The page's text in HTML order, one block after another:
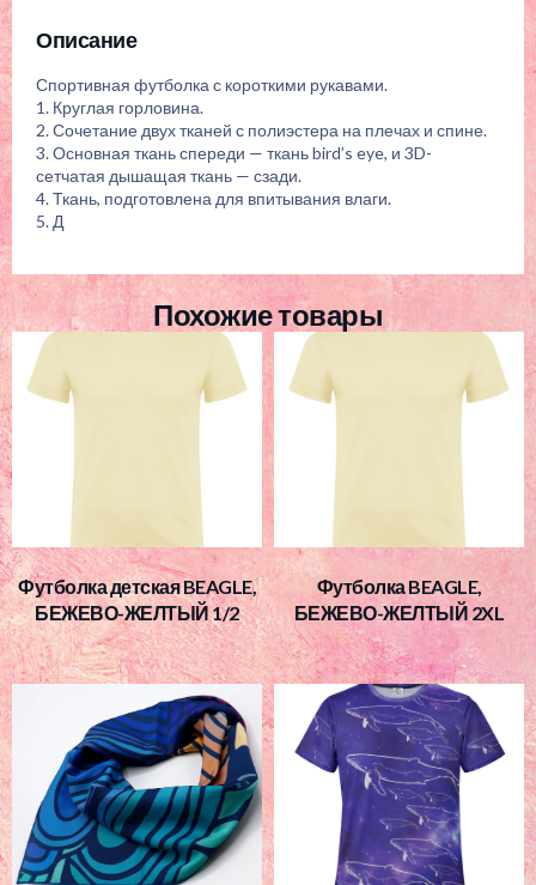
Описание
Спортивная футболка с короткими рукавами.
1. Круглая горловина.
2. Сочетание двух тканей с полиэстера на плечах и спине.
3. Основная ткань спереди — ткань bird’s eye, и 3D-
сетчатая дышащая ткань — сзади.
4. Ткань, подготовлена для впитывания влаги.
5. Д
Похожие товары
Футболка детская BEAGLE,
БЕЖЕВО-ЖЕЛТЫЙ 1/2
Футболка BEAGLE,
БЕЖЕВО-ЖЕЛТЫЙ 2XL